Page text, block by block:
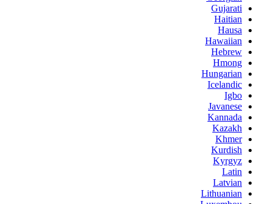
Gujarati
Haitian
Hausa
Hawaiian
Hebrew
Hmong
Hungarian
Icelandic
Igbo
Javanese
Kannada
Kazakh
Khmer
Kurdish
Kyrgyz
Latin
Latvian
Lithuanian